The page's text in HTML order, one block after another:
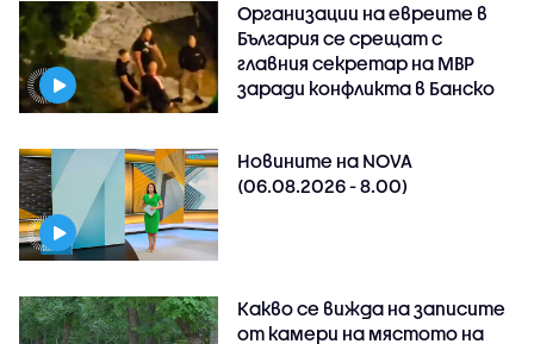
Организации на евреите в
България се срещат с
главния секретар на МВР
заради конфликта в Банско
Новините на NOVA
(06.08.2026 - 8.00)
Какво се вижда на записите
от камери на мястото на